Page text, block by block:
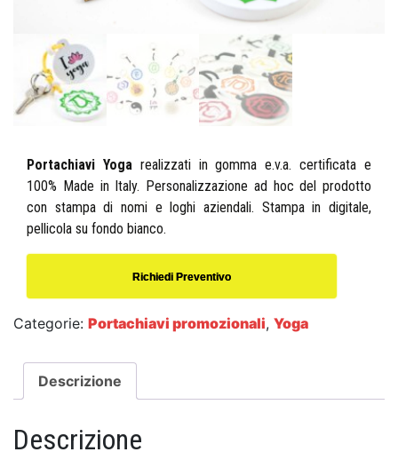
Portachiavi Yogarealizzati in gomma e.v.a. certificata e
100% Made in Italy. Personalizzazione ad hoc del prodotto
con stampa di nomi e loghi aziendali. Stampa in digitale,
pellicola su fondo bianco.
Richiedi Preventivo
Categorie: Portachiavi promozionali, Yoga
Descrizione
Descrizione